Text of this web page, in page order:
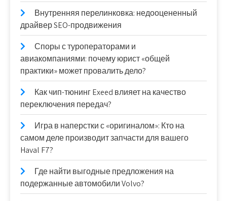
Внутренняя перелинковка: недооцененный
драйвер SEO-продвижения
Споры с туроператорами и
авиакомпаниями: почему юрист «общей
практики» может провалить дело?
Как чип-тюнинг Exeed влияет на качество
переключения передач?
Игра в наперстки с «оригиналом»: Кто на
самом деле производит запчасти для вашего
Haval F7?
Где найти выгодные предложения на
подержанные автомобили Volvo?